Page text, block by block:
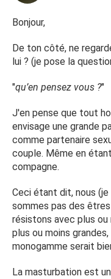
Bonjour,
De ton côté, ne
lui ? (je pose la
"qu’en pensez vous ?"
J'en pense que tout
envisage une grande
comme partenaire
couple. Même en
compagne.
Ceci étant dit, nous
sommes pas des
résistons avec plus
plus ou moins
monogamme serait
La masturbation est